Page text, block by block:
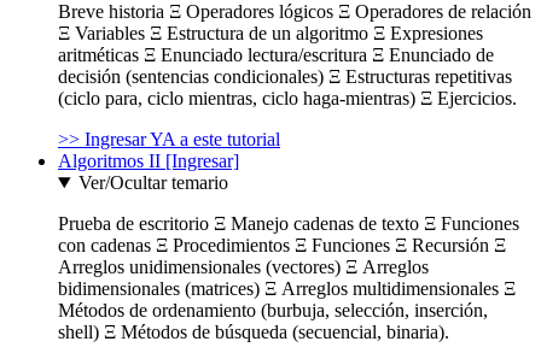
Breve historia Ξ Operadores lógicos Ξ Operadores de relación
Ξ Variables Ξ Estructura de un algoritmo Ξ Expresiones
aritméticas Ξ Enunciado lectura/escritura Ξ Enunciado de
decisión (sentencias condicionales) Ξ Estructuras repetitivas
(ciclo para, ciclo mientras, ciclo haga-mientras) Ξ Ejercicios.
>> Ingresar YA a este tutorial
Algoritmos II [Ingresar]
Ver/Ocultar temario
Prueba de escritorio Ξ Manejo cadenas de texto Ξ Funciones
con cadenas Ξ Procedimientos Ξ Funciones Ξ Recursión Ξ
Arreglos unidimensionales (vectores) Ξ Arreglos
bidimensionales (matrices) Ξ Arreglos multidimensionales Ξ
Métodos de ordenamiento (burbuja, selección, inserción,
shell) Ξ Métodos de búsqueda (secuencial, binaria).